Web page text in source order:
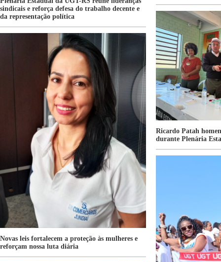
sindicais e reforça defesa do trabalho decente e
da representação política
Ricardo Patah
durante Plenária
Novas leis fortalecem a proteção às mulheres e
reforçam nossa luta diária